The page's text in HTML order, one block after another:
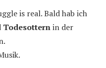
is real. Bald hab ich
Todesotternin der